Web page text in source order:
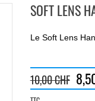
SOFT LENS
Le Soft Lens
10,00 CHF